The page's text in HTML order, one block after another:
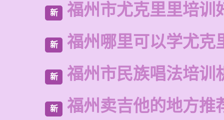
新 福州市尤克里里培训
新 福州哪里可以学尤克
新 福州市民族唱法培训
新 福州卖吉他的地方推